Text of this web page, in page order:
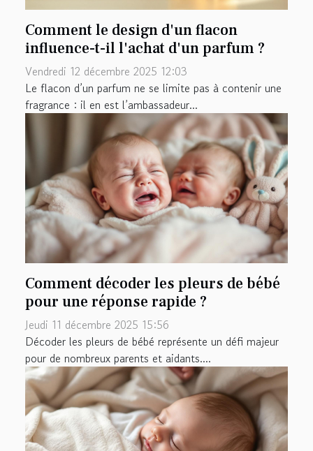
Comment le design d'un flacon
influence-t-il l'achat d'un parfum ?
Vendredi 12 décembre 2025 12:03
Le flacon d’un parfum ne se limite pas à contenir une
fragrance : il en est l’ambassadeur...
Comment décoder les pleurs de bébé
pour une réponse rapide ?
Jeudi 11 décembre 2025 15:56
Décoder les pleurs de bébé représente un défi majeur
pour de nombreux parents et aidants....